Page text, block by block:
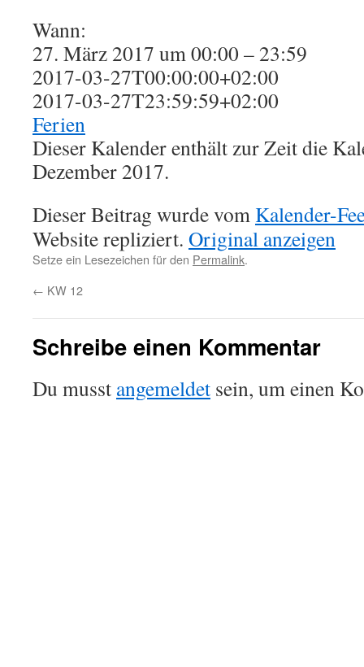
Wann:
27. März 2017 um 00:00 – 23:59
2017-03-27T00:00:00+02:00
2017-03-27T23:59:59+02:00
Ferien
Dieser Kalender enthält zur Zeit die
Dezember 2017.
Dieser Beitrag wurde vom Kalender-
Website repliziert. Original anzeigen
Setze ein Lesezeichen für den Permalink.
← KW 12
Schreibe einen Kommentar
Du musst angemeldet sein, um einen